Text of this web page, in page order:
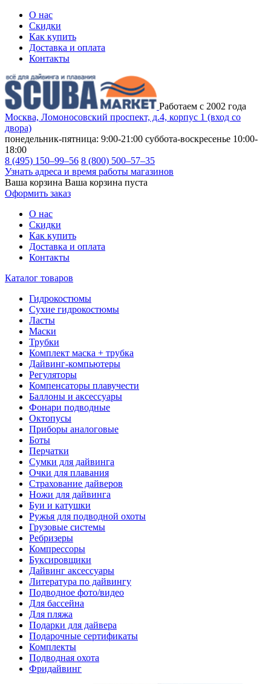
О нас
Скидки
Как купить
Доставка и оплата
Контакты
Работаем с 2002 года
Москва, Ломоносовский проспект, д.4, корпус 1 (вход со
двора)
понедельник-пятница: 9:00-21:00 суббота-воскресенье 10:00-
18:00
8 (495) 150–99–56 8 (800) 500–57–35
Узнать адреса и время работы магазинов
Ваша корзина Ваша корзина пуста
Оформить заказ
О нас
Скидки
Как купить
Доставка и оплата
Контакты
Каталог товаров
Гидрокостюмы
Сухие гидрокостюмы
Ласты
Маски
Трубки
Комплект маска + трубка
Дайвинг-компьютеры
Регуляторы
Компенсаторы плавучести
Баллоны и аксессуары
Фонари подводные
Октопусы
Приборы аналоговые
Боты
Перчатки
Сумки для дайвинга
Очки для плавания
Страхование дайверов
Ножи для дайвинга
Буи и катушки
Ружья для подводной охоты
Грузовые системы
Ребризеры
Компрессоры
Буксировщики
Дайвинг аксессуары
Литература по дайвингу
Подводное фото/видео
Для бассейна
Для пляжа
Подарки для дайвера
Подарочные сертификаты
Комплекты
Подводная охота
Фридайвинг